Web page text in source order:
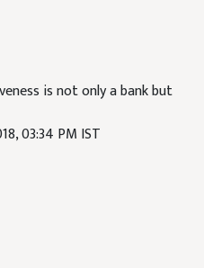
is not only a bank but
03:34 PM IST